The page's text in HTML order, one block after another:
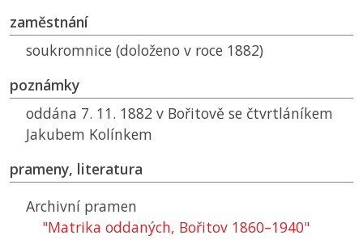
zaměstnání
soukromnice (doloženo v roce 1882)
poznámky
oddána 7. 11. 1882 v Bořitově se čtvrtláníkem
Jakubem Kolínkem
prameny, literatura
Archivní pramen
"Matrika oddaných, Bořitov 1860–1940"